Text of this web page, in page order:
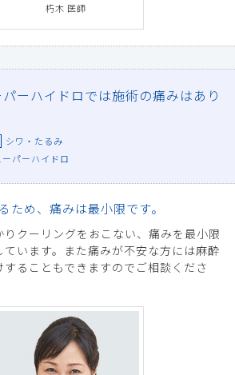
朽木 医師
ーハイドロでは施術の痛みはあり
シワ・たるみ
パーハイドロ
ため、痛みは最小限です。
クーリングをおこない、痛みを最小限
ています。また痛みが不安な方には麻酔
することもできますのでご相談くださ